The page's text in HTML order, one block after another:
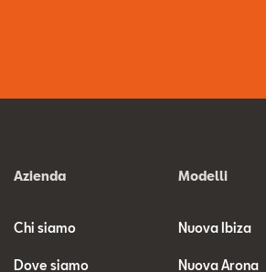
Azienda
Chi siamo
Dove siamo
Modelli
Nuova Ibiza
Nuova Arona